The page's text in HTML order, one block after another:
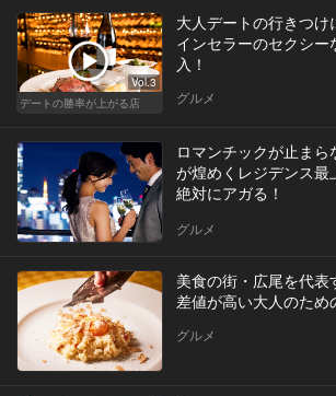
Vol.3
デートの勝率が上がる店
大人デートの行きつけ
インセラーのセクシ
入！
グルメ
ロマンチックが止ま
が煌めくレジデンス最
絶対にアガる！
グルメ
美食の街・広尾を代
差値が高い大人のため
グルメ